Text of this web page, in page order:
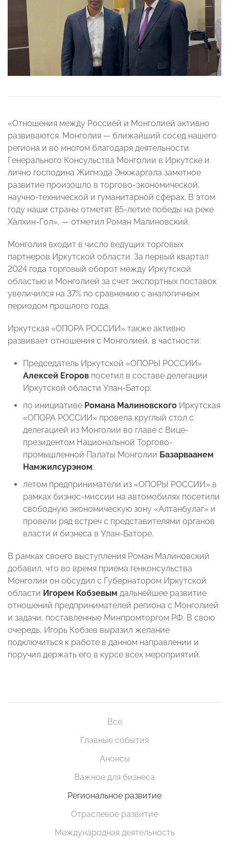
«Отношения между Россией и Монголией активно
развиваются. Монголия — ближайший сосед нашего
региона и во многом благодаря деятельности
Генерального Консульства Монголии в Иркутске и
лично господина Жигмэда Энхжаргала заметное
развитие произошло в торгово-экономической,
научно-технической и гуманитарной сферах. В этом
году наши страны отметят 85-летие победы на реке
Халхин-Гол», — отметил Роман Малиновский.
Монголия входит в число ведущих торговых
партнеров Иркутской области. За первый квартал
2024 года торговый оборот между Иркутской
областью и Монголией за счет экспортных поставок
увеличился на 37% по сравнению с аналогичным
периодом прошлого года.
Иркутская «ОПОРА РОССИИ» также активно
развивает отношения с Монголией, в частности:
Председатель Иркутской «ОПОРЫ РОССИИ»
Алексей Егоров посетил в составе делегации
Иркутской области Улан-Батор;
по инициативе Романа Малиновского Иркутская
«ОПОРА РОССИИ» провела круглый стол с
делегацией из Монголии во главе с Вице-
президентом Национальной Торгово-
промышленной Палаты Монголии Базарваанем
Намжилсурэном;
летом предприниматели из «ОПОРЫ РОССИИ» в
рамках бизнес-миссии на автомобилях посетили
свободную экономическую зону «Алтанбулаг» и
провели ряд встреч с представителями органов
власти и бизнеса в Улан-Баторе.
В рамках своего выступления Роман Малиновский
добавил, что во время приема генконсульства
Монголии он обсудил с Губернатором Иркутской
области Игорем Кобзевым дальнейшее развитие
отношений предпринимателей региона с Монголией
и задачи, поставленные Минпромторгом РФ. В свою
очередь, Игорь Кобзев выразил желание
подключиться к работе в данном направлении и
поручил держать его в курсе всех мероприятий.
Все
Главные события
Анонсы
Важное для бизнеса
Региональное развитие
Отраслевое развитие
Международная деятельность